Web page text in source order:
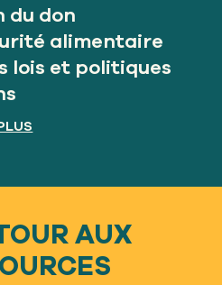
du don
alimentaire
lois et politiques
AUX